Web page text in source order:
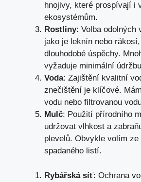
hnojivy, které prospívají i
ekosystémům.
Rostliny: Volba odolných
jako je leknín nebo
dlouhodobé úspěchy.
vyžaduje minimální
Voda: Zajištění kvalitní
znečištění je klíčové.
vodu nebo filtrovanou
Mulč: Použití přírodního
udržovat vlhkost a
plevelů. Obvykle volím ze
spadaného listí.
Rybářská síť: Ochrana